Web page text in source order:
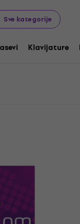
Sve kategorije
Klavijature
gitare Pojedinačne
.055 -